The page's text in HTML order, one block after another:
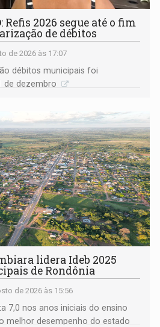
Refis 2026 segue até o fim
de débitos
de 2026 às 17:07
débitos municipais foi
de dezembro
lidera Ideb 2025
de Rondônia
de 2026 às 15:56
7,0 nos anos iniciais do ensino
melhor desempenho do estado